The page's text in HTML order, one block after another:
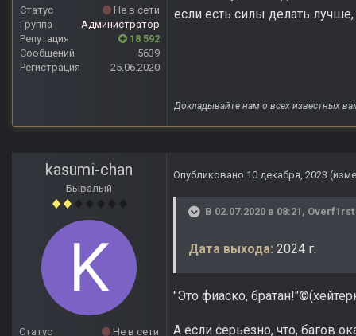
Статус
Не в сети
Группа
Администратор
Репутация
18 592
Сообщений
5639
Регистрация
25.06.2020
если есть силы делать
Докладывайте нам о всех известных
kasumi-chan
Бывалый
Статус Не в сети
Опубликовано 10 декабря, 2023
В 02.07.2020 в 08:21, Overf1rst
Дата выхода: 2024 г.
"Это фиаско,
А если серьезно, что, багов